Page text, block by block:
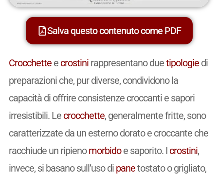
Salva questo contenuto come PDF
Crocchettee crostinirappresentano duetipologiedi
preparazioni che, pur diverse, condividono la
capacità di offrire consistenze croccanti e sapori
irresistibili. Le crocchette, generalmente fritte, sono
caratterizzate da un esterno dorato e croccante che
racchiude un ripienomorbidoe saporito. I crostini,
invece, si basano sull’uso di panetostato o grigliato,